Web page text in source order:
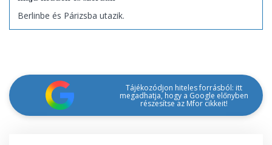
Berlinbe és Párizsba utazik.
Tájékozódjon hiteles forrásból: itt
megadhatja, hogy a Google előnyben
részesítse az Mfor cikkeit!